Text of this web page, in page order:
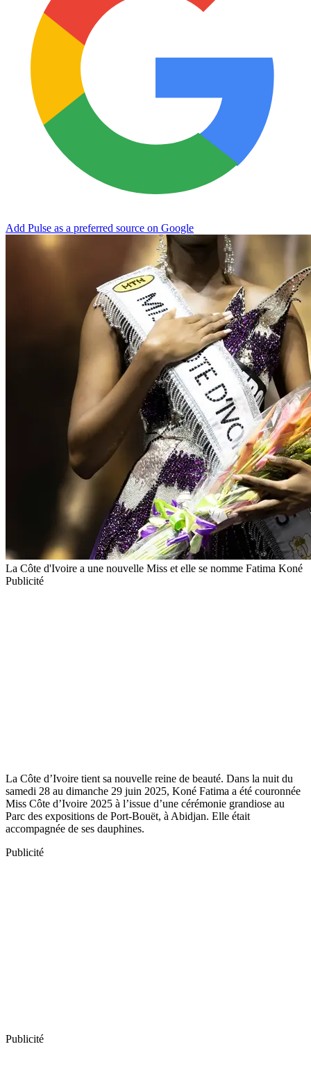
Add Pulse as a preferred source on Google
La Côte d'Ivoire a une nouvelle Miss et elle se nomme Fatima Koné
Publicité
La Côte d’Ivoire tient sa nouvelle reine de beauté. Dans la nuit du
samedi 28 au dimanche 29 juin 2025, Koné Fatima a été couronnée
Miss Côte d’Ivoire 2025 à l’issue d’une cérémonie grandiose au
Parc des expositions de Port-Bouët, à Abidjan. Elle était
accompagnée de ses dauphines.
Publicité
Publicité